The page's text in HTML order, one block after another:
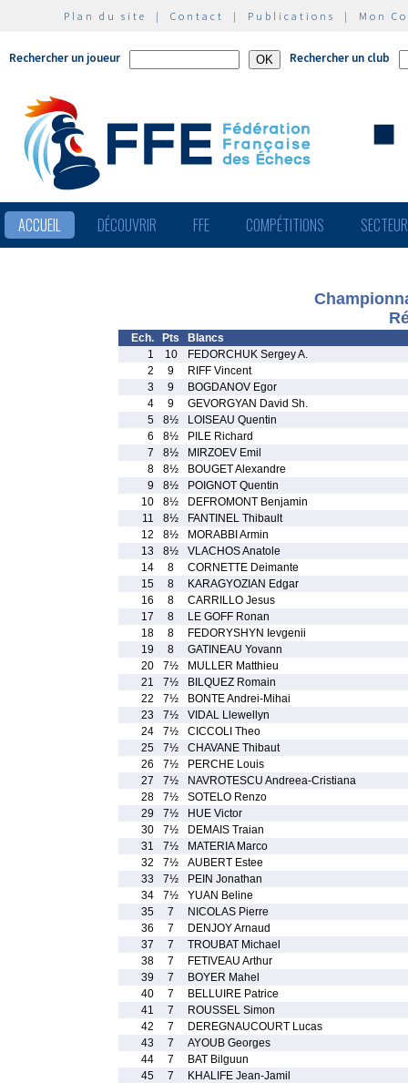
Plan du site | Contact | Publications | Mon
Rechercher un joueur Rechercher un club
ACCUEIL DÉCOUVRIR FFE COMPÉTITIONS
Ech. Pts
Blancs
1
10
FEDORCHUK Sergey A.
2
9
RIFF Vincent
3
9
BOGDANOV Egor
4
9
GEVORGYAN David Sh.
5
8½
LOISEAU Quentin
6
8½
PILE Richard
7
8½
MIRZOEV Emil
8
8½
BOUGET Alexandre
9
8½
POIGNOT Quentin
10
8½
DEFROMONT Benjamin
11
8½
FANTINEL Thibault
12
8½
MORABBI Armin
13
8½
VLACHOS Anatole
14
8
CORNETTE Deimante
15
8
KARAGYOZIAN Edgar
16
8
CARRILLO Jesus
17
8
LE GOFF Ronan
18
8
FEDORYSHYN Ievgenii
19
8
GATINEAU Yovann
20
7½
MULLER Matthieu
21
7½
BILQUEZ Romain
22
7½
BONTE Andrei-Mihai
23
7½
VIDAL Llewellyn
24
7½
CICCOLI Theo
25
7½
CHAVANE Thibaut
26
7½
PERCHE Louis
27
7½
NAVROTESCU Andreea-Cristiana
28
7½
SOTELO Renzo
29
7½
HUE Victor
30
7½
DEMAIS Traian
31
7½
MATERIA Marco
32
7½
AUBERT Estee
33
7½
PEIN Jonathan
34
7½
YUAN Beline
35
7
NICOLAS Pierre
36
7
DENJOY Arnaud
37
7
TROUBAT Michael
38
7
FETIVEAU Arthur
39
7
BOYER Mahel
40
7
BELLUIRE Patrice
41
7
ROUSSEL Simon
42
7
DEREGNAUCOURT Lucas
43
7
AYOUB Georges
44
7
BAT Bilguun
45
7
KHALIFE Jean-Jamil